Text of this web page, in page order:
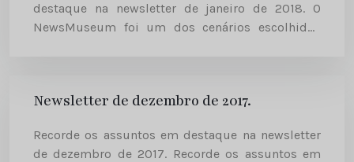
destaque na newsletter de janeiro de 2018. O
NewsMuseum foi um dos cenários escolhidos
Newsletter de dezembro de 2017.
Recorde os assuntos em destaque na newsletter
de dezembro de 2017. Recorde os assuntos em